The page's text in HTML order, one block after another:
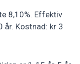
8,10%. Effektiv
år. Kostnad: kr 3